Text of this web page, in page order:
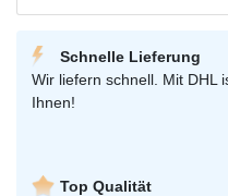
Schnelle Lieferung
Wir liefern schnell. Mit DHL
Ihnen!
Top Qualität